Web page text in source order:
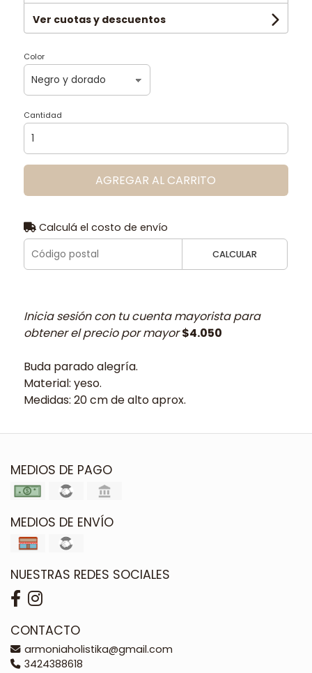
Ver cuotas y descuentos
Color
Cantidad
AGREGAR AL CARRITO
Calculá el costo de envío
CALCULAR
Inicia sesión con tu cuenta mayorista para
obtener el precio por mayor$4.050
Buda parado alegría.
Material: yeso.
Medidas: 20 cm de alto aprox.
MEDIOS DE PAGO
MEDIOS DE ENVÍO
NUESTRAS REDES SOCIALES
CONTACTO
armoniaholistika@gmail.com
3424388618